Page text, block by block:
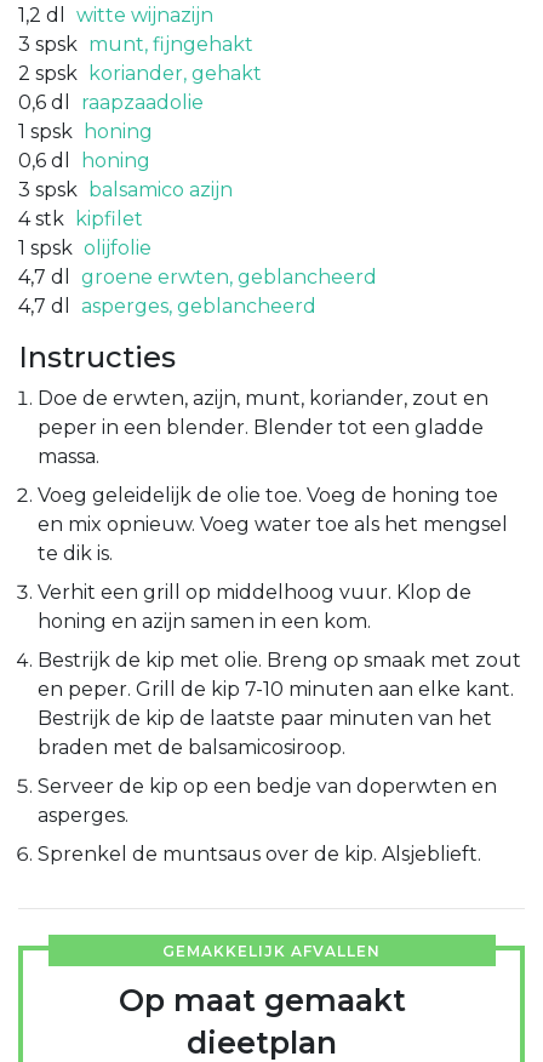
1,2 dl
witte wijnazijn
3 spsk munt, fijngehakt
2 spsk
koriander, gehakt
0,6 dl
raapzaadolie
1 spsk
honing
0,6 dl
honing
3 spsk balsamico azijn
4 stk
kipfilet
1 spsk olijfolie
4,7 dl
groene erwten, geblancheerd
4,7 dl asperges, geblancheerd
Instructies
Doe de erwten, azijn, munt, koriander, zout en
peper in een blender. Blender tot een gladde
massa.
Voeg geleidelijk de olie toe. Voeg de honing toe
en mix opnieuw. Voeg water toe als het mengsel
te dik is.
Verhit een grill op middelhoog vuur. Klop de
honing en azijn samen in een kom.
Bestrijk de kip met olie. Breng op smaak met zout
en peper. Grill de kip 7-10 minuten aan elke kant.
Bestrijk de kip de laatste paar minuten van het
braden met de balsamicosiroop.
Serveer de kip op een bedje van doperwten en
asperges.
Sprenkel de muntsaus over de kip. Alsjeblieft.
GEMAKKELIJK AFVALLEN
Op maat gemaakt
dieetplan